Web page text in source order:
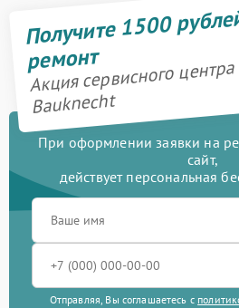
Получите 1500
ремонт
Акция сервисного центра
Bauknecht
При оформлении заявки на
сайт,
действует персональная
Отправляя, Вы соглашаетесь с